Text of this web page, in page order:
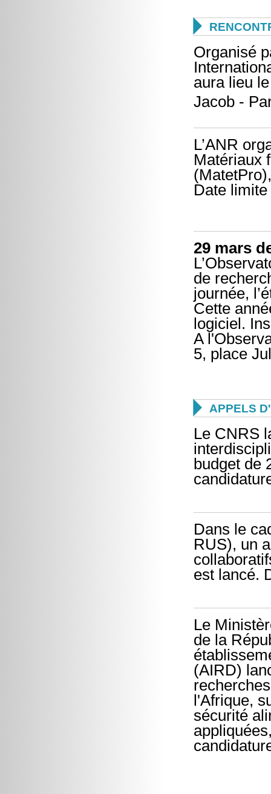

Organisé
aura lieu
Jacob -
L’ANR
Matériaux
Date
29 mars
de
journée,
Cette
logiciel.
A
5, place
 APPELS
Le CNRS
budget de
Dans le
RUS), un
est lancé.
Le
de la
(AIRD)
l'Afrique,
sécurité